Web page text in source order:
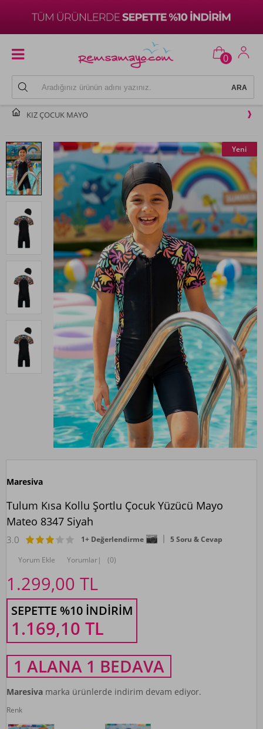
0
KIZ ÇOCUK MAYO
Yeni
Maresiva
Tulum Kısa Kollu Şortlu Çocuk Yüzücü Mayo
Mateo 8347 Siyah
3.0 1+ Değerlendirme 5 Soru & Cevap
Yorum Ekle Yorumlar| (0)
1.299,00 TL
SEPETTE %10 İNDIRIM
1.169,10 TL
1 ALANA 1 BEDAVA
Maresiva marka ürünlerde indirim devam ediyor.
Renk